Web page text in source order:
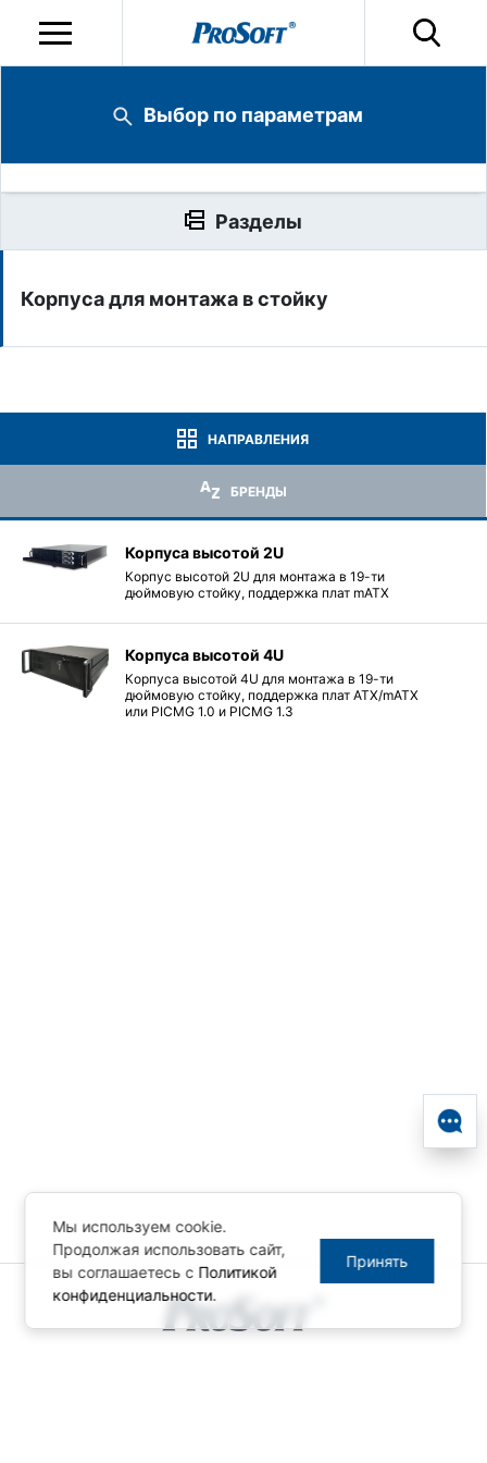
Корпуса для монтажа в стойку
НАПРАВЛЕНИЯ
БРЕНДЫ
Корпуса высотой 2U
Корпус высотой 2U для монтажа в 19-ти
дюймовую стойку, поддержка плат mATX
Корпуса высотой 4U
Корпуса высотой 4U для монтажа в 19-ти
дюймовую стойку, поддержка плат ATX/mATX
или PICMG 1.0 и PICMG 1.3
Выбор по параметрам
Разделы
Мы используем cookie.
Продолжая использовать сайт,
вы соглашаетесь с Политикой
конфиденциальности.
Принять